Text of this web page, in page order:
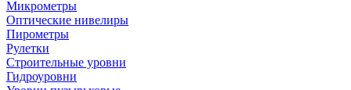
Микрометры
Оптические нивелиры
Пирометры
Рулетки
Строительные уровни
Гидроуровни